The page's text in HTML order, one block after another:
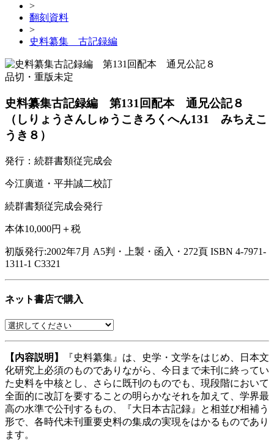
>
翻刻資料
>
史料纂集 古記録編
品切・重版未定
史料纂集古記録編 第131回配本 通兄公記８
（しりょうさんしゅうこきろくへん131 みちえこ
うき８）
発行：続群書類従完成会
今江廣道・平井誠二校訂
続群書類従完成会発行
本体10,000円＋税
初版発行:2002年7月 A5判・上製・函入・272頁 ISBN 4-7971-
1311-1 C3321
ネット書店で購入
【内容説明】
『史料纂集』は、史学・文学をはじめ、日本文
化研究上必須のものでありながら、今日まで未刊に終ってい
た史料を中核とし、さらに既刊のものでも、現段階において
全面的に改訂を要することの明らかなそれを加えて、学界最
高の水準で公刊するもの、『大日本古記録』と相並び相補う
形で、各時代未刊重要史料の集成の実現をはかるものであり
ます。